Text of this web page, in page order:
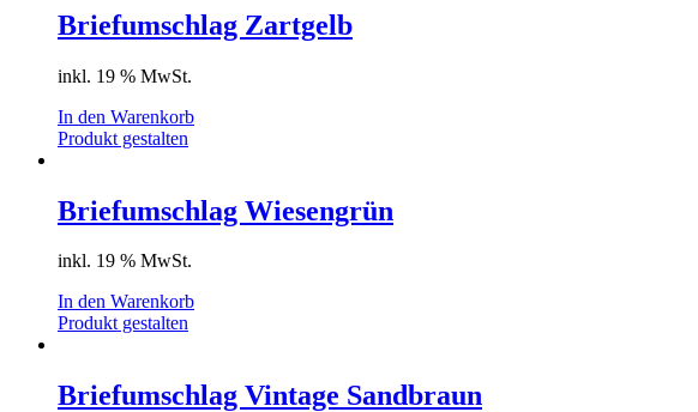
Briefumschlag Zartgelb
inkl. 19 % MwSt.
In den Warenkorb
Produkt gestalten
Briefumschlag Wiesengrün
inkl. 19 % MwSt.
In den Warenkorb
Produkt gestalten
Briefumschlag Vintage Sandbraun